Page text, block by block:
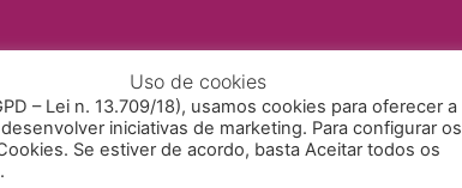
TRABALHE CONOSCO
Uso de cookies
– Lei n. 13.709/18), usamos cookies para oferecer a
iniciativas de marketing. Para configurar os
Se estiver de acordo, basta Aceitar todos os
.